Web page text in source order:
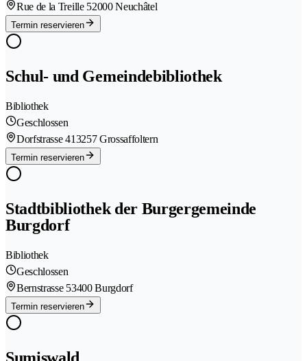
Rue de la Treille 52000 Neuchâtel
Termin reservieren
Schul- und Gemeindebibliothek
Bibliothek
Geschlossen
Dorfstrasse 413257 Grossaffoltern
Termin reservieren
Stadtbibliothek der Burgergemeinde
Burgdorf
Bibliothek
Geschlossen
Bernstrasse 53400 Burgdorf
Termin reservieren